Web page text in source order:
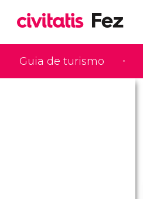
Guia de turismo